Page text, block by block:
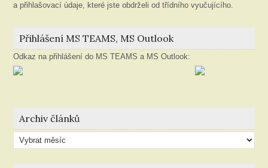
a přihlašovací údaje, které jste obdrželi od třídního vyučujícího.
Přihlášení MS TEAMS, MS Outlook
Odkaz na přihlášení do MS TEAMS a MS Outlook:
Archiv článků
Archiv
článků